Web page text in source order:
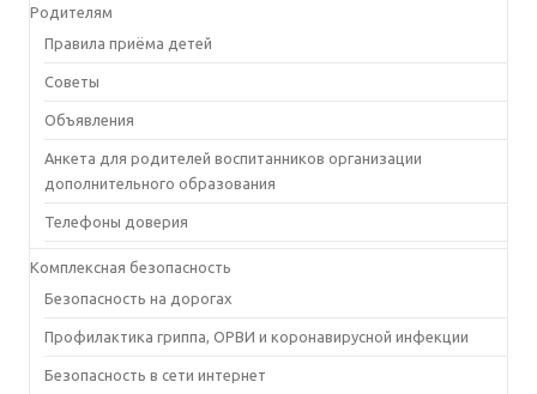
Родителям
Правила приёма детей
Советы
Объявления
Анкета для родителей воспитанников организации
дополнительного образования
Телефоны доверия
Комплексная безопасность
Безопасность на дорогах
Профилактика гриппа, ОРВИ и коронавирусной инфекции
Безопасность в сети интернет